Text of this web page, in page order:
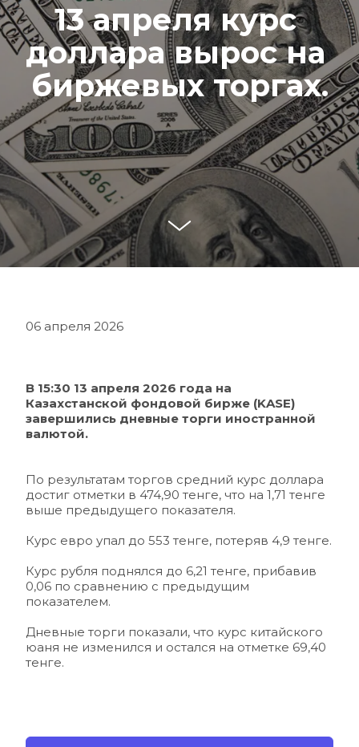
13 апреля курс
доллара вырос на
биржевых торгах.
06 апреля 2026
В 15:30 13 апреля 2026 года на
Казахстанской фондовой бирже (KASE)
завершились дневные торги иностранной
валютой.
По результатам торгов средний курс доллара
достиг отметки в 474,90 тенге, что на 1,71 тенге
выше предыдущего показателя.
Курс евро упал до 553 тенге, потеряв 4,9 тенге.
Курс рубля поднялся до 6,21 тенге, прибавив
0,06 по сравнению с предыдущим
показателем.
Дневные торги показали, что курс китайского
юаня не изменился и остался на отметке 69,40
тенге.